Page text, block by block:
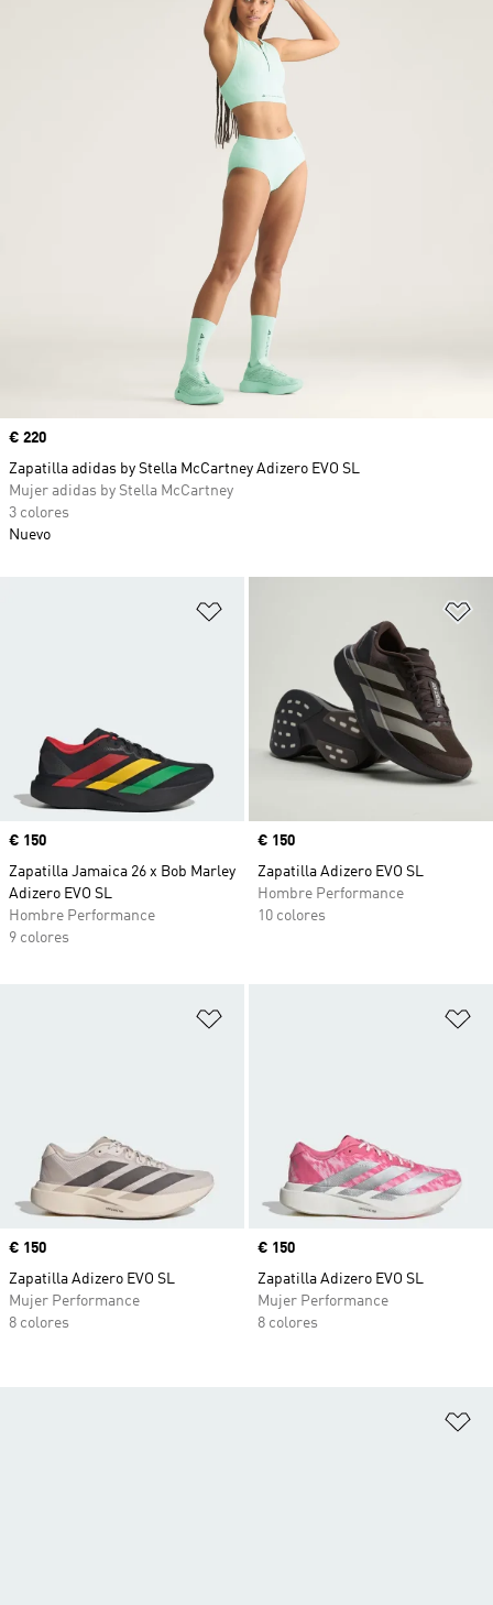
Precio
€ 150
Zapatilla Jamaica 26 x Bob Marley
Adizero EVO SL
Hombre Performance
9 colores
Precio
€ 150
Zapatilla Adizero EVO SL
Hombre Performance
10 colores
Precio
€ 150
Zapatilla Adizero EVO SL
Mujer Performance
8 colores
Precio
€ 150
Zapatilla Adizero EVO SL
Mujer Performance
8 colores
Precio
€ 220
Zapatilla adidas by Stella McCartney Adizero EVO SL
Mujer adidas by Stella McCartney
3 colores
Nuevo